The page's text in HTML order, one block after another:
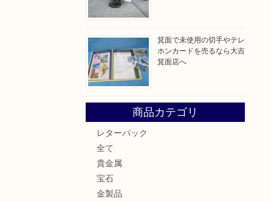
箕面で未使用の切手やテレ
ホンカードを売るなら大吉
箕面店へ
商品カテゴリ
レターパック
全て
貴金属
宝石
金製品